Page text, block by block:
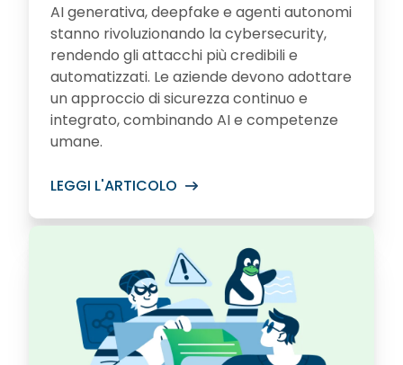
AI generativa, deepfake e agenti autonomi
stanno rivoluzionando la cybersecurity,
rendendo gli attacchi più credibili e
automatizzati. Le aziende devono adottare
un approccio di sicurezza continuo e
integrato, combinando AI e competenze
umane.
LEGGI L'ARTICOLO